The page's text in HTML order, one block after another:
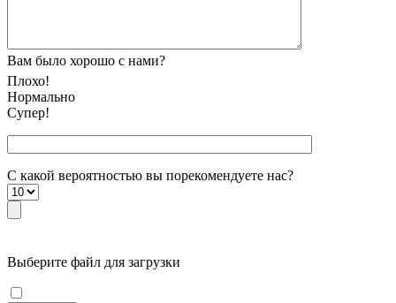
Вам было хорошо с нами?
Плохо!
Нормально
Супер!
С какой вероятностью вы порекомендуете наc?
Выберите файл для загрузки